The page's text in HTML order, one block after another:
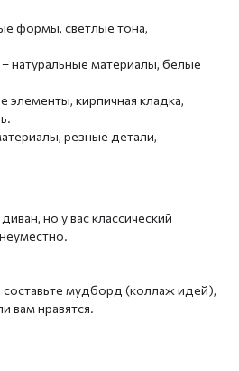
формы, светлые тона,
натуральные материалы, белые
элементы, кирпичная кладка,
резные детали,
но у вас классический
мудборд (коллаж идей),
вам нравятся.